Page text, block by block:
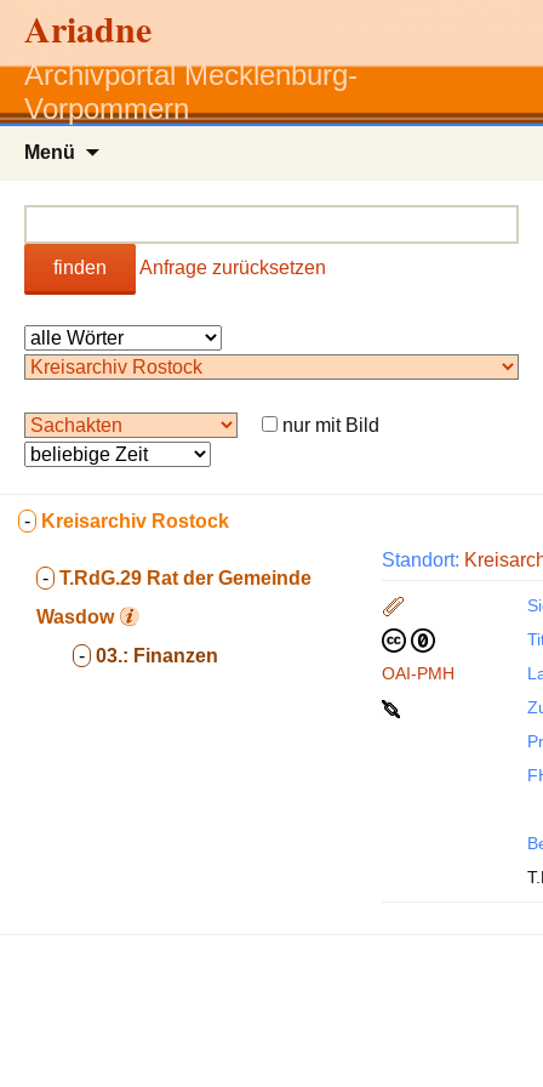
Ariadne
Archivportal Mecklenburg-
Vorpommern
Menü
finden Anfrage zurücksetzen
nur mit Bild
- Kreisarchiv Rostock
- T.RdG.29 Rat der Gemeinde
Wasdow
- 03.: Finanzen
Standort:
OAI-PMH